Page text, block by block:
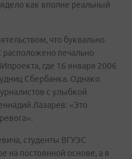
как вполне реальный
что буквально
расположено печально
где 16 января 2006
Сбербанка. Однако
с улыбкой
Лазарев: «Это
студенты ВГУЭС
на постоянной основе, а в